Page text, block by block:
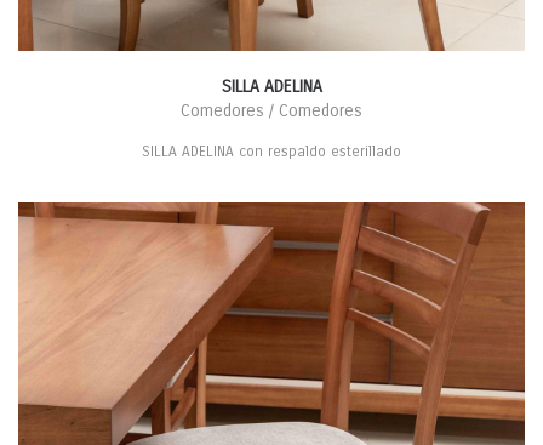
SILLA ADELINA
Comedores / Comedores
SILLA ADELINA con respaldo esterillado